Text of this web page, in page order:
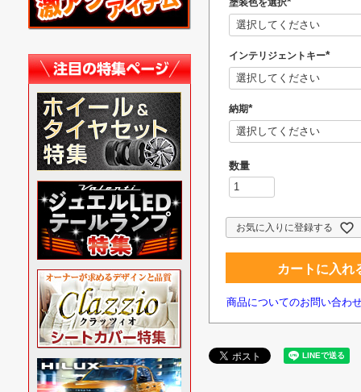
塗装色を選択
(
必
須
インテリジェントキー
(
納期
(
必
須
お気に入りに登録する
カートに入れ
商品についてのお問い合わ